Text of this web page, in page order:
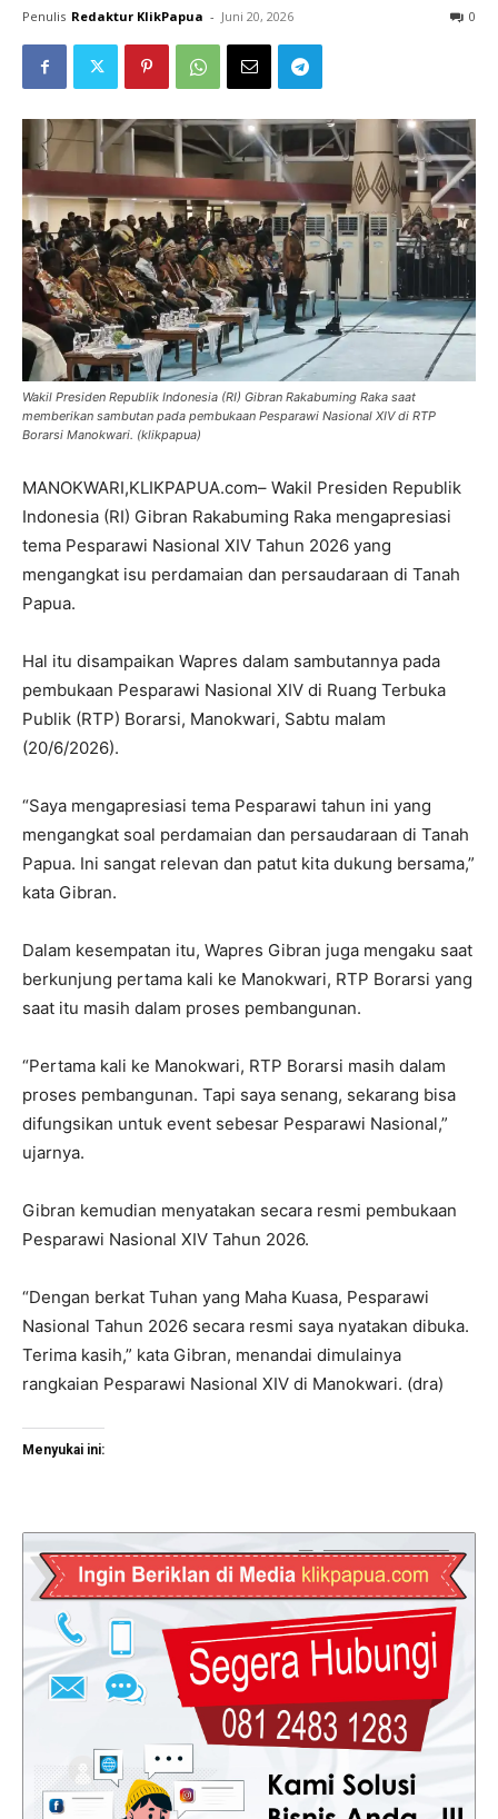
Penulis Redaktur KlikPapua - Juni 20, 2026 0
Wakil Presiden Republik Indonesia (RI) Gibran Rakabuming Raka saat
memberikan sambutan pada pembukaan Pesparawi Nasional XIV di RTP
Borarsi Manokwari. (klikpapua)
MANOKWARI,KLIKPAPUA.com– Wakil Presiden Republik
Indonesia (RI) Gibran Rakabuming Raka mengapresiasi
tema Pesparawi Nasional XIV Tahun 2026 yang
mengangkat isu perdamaian dan persaudaraan di Tanah
Papua.
Hal itu disampaikan Wapres dalam sambutannya pada
pembukaan Pesparawi Nasional XIV di Ruang Terbuka
Publik (RTP) Borarsi, Manokwari, Sabtu malam
(20/6/2026).
“Saya mengapresiasi tema Pesparawi tahun ini yang
mengangkat soal perdamaian dan persaudaraan di Tanah
Papua. Ini sangat relevan dan patut kita dukung bersama,”
kata Gibran.
Dalam kesempatan itu, Wapres Gibran juga mengaku saat
berkunjung pertama kali ke Manokwari, RTP Borarsi yang
saat itu masih dalam proses pembangunan.
“Pertama kali ke Manokwari, RTP Borarsi masih dalam
proses pembangunan. Tapi saya senang, sekarang bisa
difungsikan untuk event sebesar Pesparawi Nasional,”
ujarnya.
Gibran kemudian menyatakan secara resmi pembukaan
Pesparawi Nasional XIV Tahun 2026.
“Dengan berkat Tuhan yang Maha Kuasa, Pesparawi
Nasional Tahun 2026 secara resmi saya nyatakan dibuka.
Terima kasih,” kata Gibran, menandai dimulainya
rangkaian Pesparawi Nasional XIV di Manokwari. (dra)
Menyukai ini: